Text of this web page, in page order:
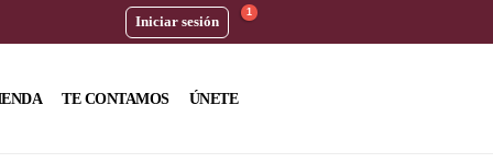
Iniciar sesión
1
TE CONTAMOS ÚNETE